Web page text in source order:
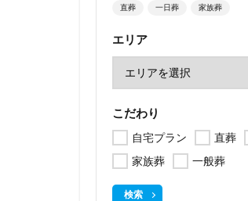
直葬 一日葬 家族葬
エリア
こだわり
自宅プラン
直葬
家族葬
一般葬
検索